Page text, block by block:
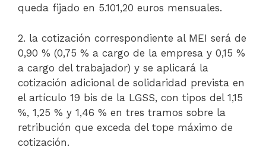
queda fijado en 5.101,20 euros mensuales.
2. la cotización correspondiente al MEI será de
0,90 % (0,75 % a cargo de la empresa y 0,15 %
a cargo del trabajador) y se aplicará la
cotización adicional de solidaridad prevista en
el artículo 19 bis de la LGSS, con tipos del 1,15
%, 1,25 % y 1,46 % en tres tramos sobre la
retribución que exceda del tope máximo de
cotización.